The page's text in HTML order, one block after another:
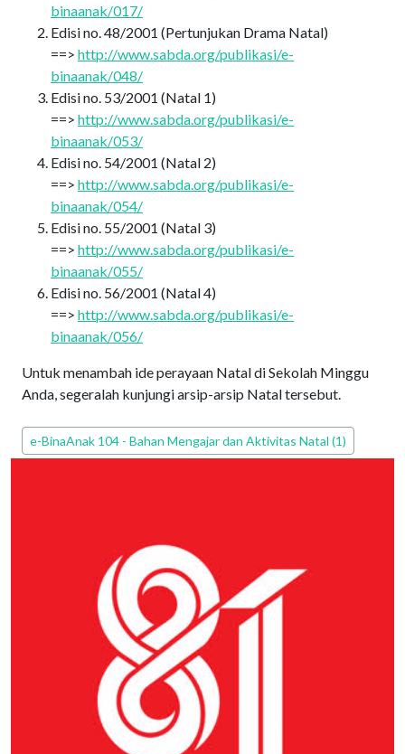
binaanak/017/
Edisi no. 48/2001 (Pertunjukan Drama Natal)
==> http://www.sabda.org/publikasi/e-
binaanak/048/
Edisi no. 53/2001 (Natal 1)
==> http://www.sabda.org/publikasi/e-
binaanak/053/
Edisi no. 54/2001 (Natal 2)
==> http://www.sabda.org/publikasi/e-
binaanak/054/
Edisi no. 55/2001 (Natal 3)
==> http://www.sabda.org/publikasi/e-
binaanak/055/
Edisi no. 56/2001 (Natal 4)
==> http://www.sabda.org/publikasi/e-
binaanak/056/
Untuk menambah ide perayaan Natal di Sekolah Minggu
Anda, segeralah kunjungi arsip-arsip Natal tersebut.
Edisi PEPAK
e-BinaAnak 104 - Bahan Mengajar dan Aktivitas Natal (1)